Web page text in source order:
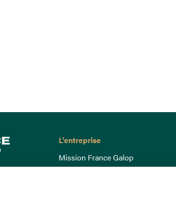
L'entreprise
Mission France Galop
Gouvernance